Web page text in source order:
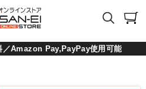
／Amazon Pay,PayPay使用可能